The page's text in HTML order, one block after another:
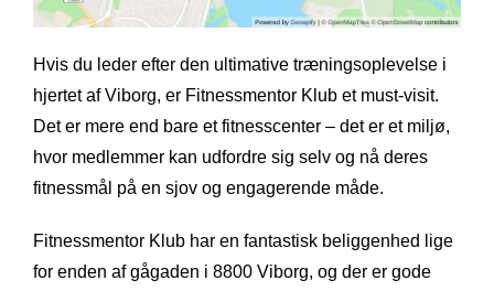
Hvis du leder efter den ultimative træningsoplevelse i
hjertet af Viborg, er Fitnessmentor Klub et must-visit.
Det er mere end bare et fitnesscenter – det er et miljø,
hvor medlemmer kan udfordre sig selv og nå deres
fitnessmål på en sjov og engagerende måde.
Fitnessmentor Klub har en fantastisk beliggenhed lige
for enden af gågaden i 8800 Viborg, og der er gode